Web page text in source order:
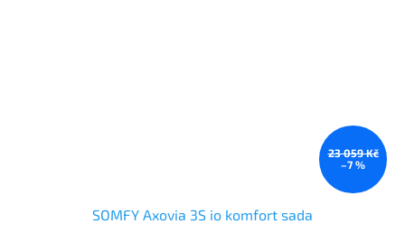
23 059 Kč
–7 %
SOMFY Axovia 3S io komfort sada